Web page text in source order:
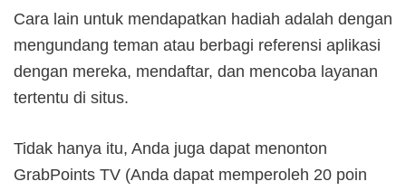
Cara lain untuk mendapatkan hadiah adalah dengan
mengundang teman atau berbagi referensi aplikasi
dengan mereka, mendaftar, dan mencoba layanan
tertentu di situs.
Tidak hanya itu, Anda juga dapat menonton
GrabPoints TV (Anda dapat memperoleh 20 poin